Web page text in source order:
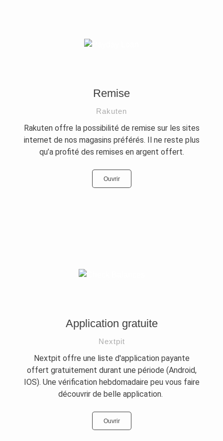
Remise
Rakuten
Rakuten offre la possibilité de remise sur les sites
internet de nos magasins préférés. Il ne reste plus
qu’a profité des remises en argent offert.
Ouvrir
Application gratuite
Nextpit
Nextpit offre une liste d'application payante
offert gratuitement durant une période (Android,
IOS). Une vérification hebdomadaire peu vous faire
découvrir de belle application.
Ouvrir